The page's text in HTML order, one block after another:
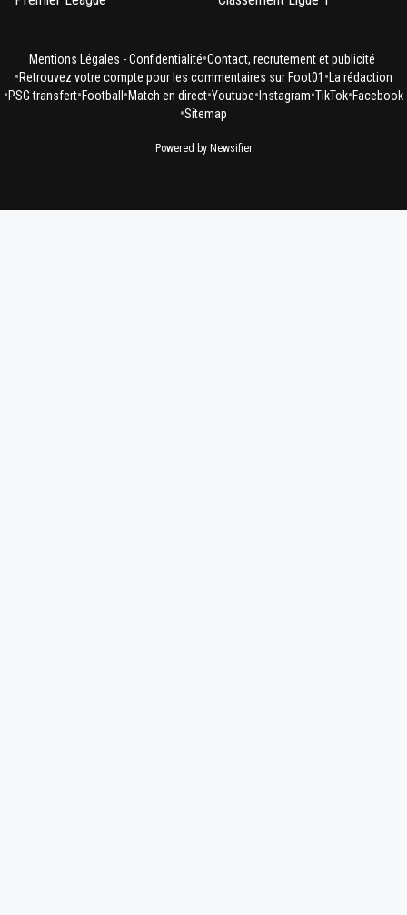
Mentions Légales - Confidentialité•Contact, recrutement et publicité
•Retrouvez votre compte pour les commentaires sur Foot01 • La rédaction
•PSG transfert•Football •Match en direct•Youtube• Instagram•TikTok•Facebook
•Sitemap
Powered by Newsifier